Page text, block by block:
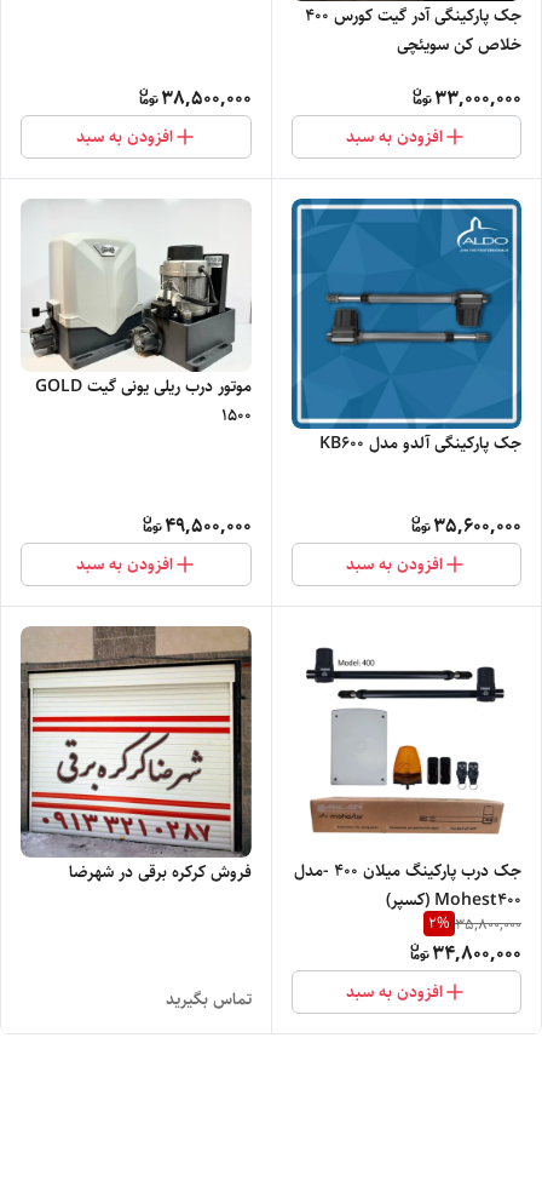
جک پارکینگی آدر گیت کورس 400
خلاص کن سویئچی
33,000,000
افزودن به سبد
38,500,000
افزودن به سبد
جک پارکینگی آلدو مدل KB600
35,600,000
افزودن به سبد
موتور درب ریلی یونی گیت GOLD
۱۵۰۰
49,500,000
افزودن به سبد
جک درب پارکینگ میلان 400 -مدل
Mohest400 (کسپر)
35,800,000
2%
34,800,000
افزودن به سبد
فروش کرکره برقی در شهرضا
تماس بگیرید